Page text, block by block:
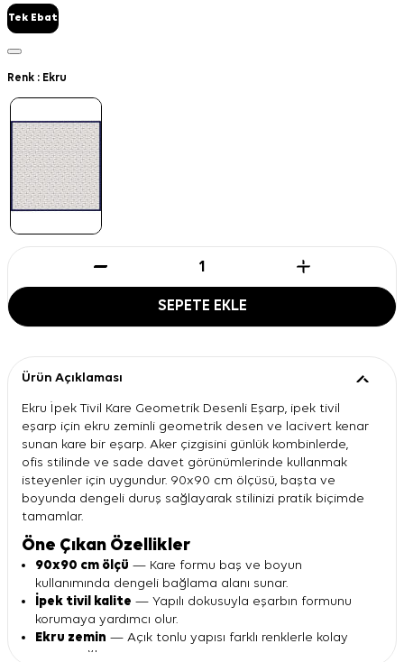
Tek Ebat
Renk : Ekru
SEPETE EKLE
Ürün Açıklaması
Ekru İpek Tivil Kare Geometrik Desenli Eşarp, ipek tivil
eşarp için ekru zeminli geometrik desen ve lacivert kenar
sunan kare bir eşarp. Aker çizgisini günlük kombinlerde,
ofis stilinde ve sade davet görünümlerinde kullanmak
isteyenler için uygundur. 90x90 cm ölçüsü, başta ve
boyunda dengeli duruş sağlayarak stilinizi pratik biçimde
tamamlar.
Öne Çıkan Özellikler
90x90 cm ölçü — Kare formu baş ve boyun
kullanımında dengeli bağlama alanı sunar.
İpek tivil kalite — Yapılı dokusuyla eşarbın formunu
korumaya yardımcı olur.
Ekru zemin — Açık tonlu yapısı farklı renklerle kolay
uyum sağlar.